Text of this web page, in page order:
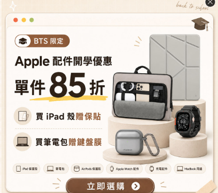
Galaxy S26 Ultra Edge Solid
防摔抗汙磁吸旋轉支架殼 - 霧
白
NT$864
NT$1,080
Galaxy S26 Ultra Titanguard
高清螢幕保護貼（含快貼
NT$580